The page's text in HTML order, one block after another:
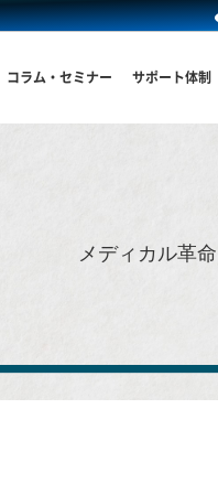
コラム・セミナー サポート体制
メディカル革